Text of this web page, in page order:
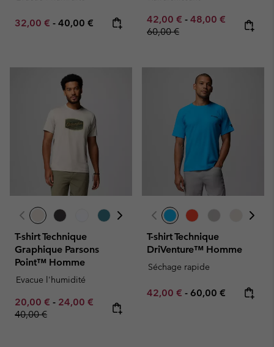
Minimum sale price:
32,00 € - Maximum price:
40,00 € Minimum sale price:
42,00 € - Maximum sale
48,00 € Regular
60,00 €
T-shirt Technique
Graphique Parsons
Point™ Homme
Evacue l'humidité
Minimum sale price:
20,00 € - Maximum sale price:
24,00 € Regular price:
40,00 €
T-shirt Technique
DriVenture™ Homme
Séchage rapide
Minimum sale price:
42,00 € - Maximum price:
60,00 €